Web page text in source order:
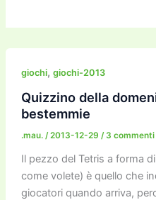
giochi, giochi-2013
Quizzino della
bestemmie
.mau. /2013-12-29 / 3 commenti
Il pezzo del Tetris a forma
come volete) è quello che
giocatori quando arriva,